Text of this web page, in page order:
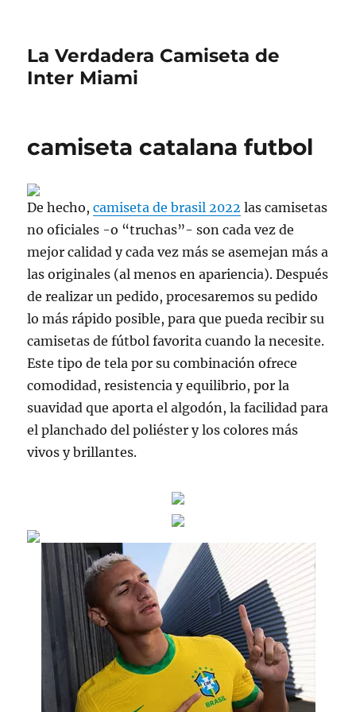
La Verdadera Camiseta de
Inter Miami
camiseta catalana futbol
De hecho,camiseta de brasil 2022 las camisetas
no oficiales -o “truchas”- son cada vez de
mejor calidad y cada vez más se asemejan más a
las originales (al menos en apariencia). Después
de realizar un pedido, procesaremos su pedido
lo más rápido posible, para que pueda recibir su
camisetas de fútbol favorita cuando la necesite.
Este tipo de tela por su combinación ofrece
comodidad, resistencia y equilibrio, por la
suavidad que aporta el algodón, la facilidad para
el planchado del poliéster y los colores más
vivos y brillantes.